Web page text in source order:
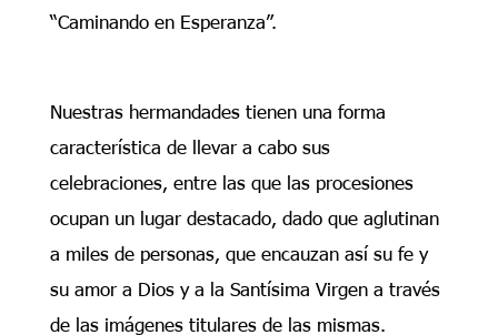
“Caminando en Esperanza”.
Nuestras hermandades tienen una forma
característica de llevar a cabo sus
celebraciones, entre las que las procesiones
ocupan un lugar destacado, dado que aglutinan
a miles de personas, que encauzan así su fe y
su amor a Dios y a la Santísima Virgen a través
de las imágenes titulares de las mismas.